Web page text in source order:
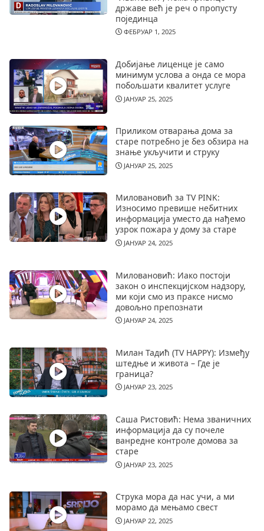
државе већ је реч о пропусту
појединца
ФЕБРУАР 1, 2025
Добијање лиценце је само
минимум услова а онда се мора
побољшати квалитет услуге
ЈАНУАР 25, 2025
Приликом отварања дома за
старе потребно је без обзира на
знање укључити и струку
ЈАНУАР 25, 2025
Миловановић за TV PINK:
Износимо превише небитних
информација уместо да нађемо
узрок пожара у дому за старе
ЈАНУАР 24, 2025
Миловановић: Иако постоји
закон о инспекцијском надзору,
ми који смо из праксе нисмо
довољно препознати
ЈАНУАР 24, 2025
Милан Тадић (TV HAPPY): Између
штедње и живота – Где је
граница?
ЈАНУАР 23, 2025
Саша Ристовић: Нема званичних
информација да су почеле
ванредне контроле домова за
старе
ЈАНУАР 23, 2025
Струка мора да нас учи, а ми
морамо да мењамо свест
ЈАНУАР 22, 2025